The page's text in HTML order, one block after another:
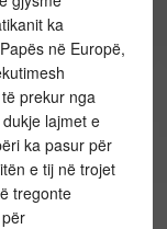
ka
në Europë,
prekur nga
lajmet e
ka pasur për
e tij në trojet
tregonte